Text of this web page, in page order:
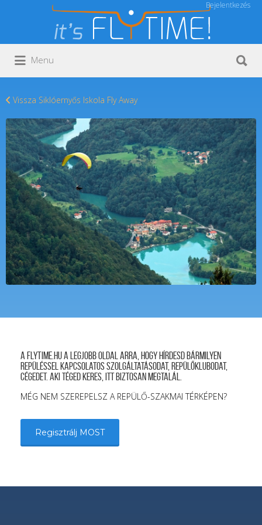
Bejelentkezés
Keresés:
Menu
Vissza Siklóernyős Iskola Fly Away
A FLYTIME.HU a legjobb oldal arra, hogy hírdesd bármilyen
repüléssel kapcsolatos szolgáltatásodat, repülőklubodat,
cégedet. Aki téged keres, itt biztosan megtalál.
MÉG NEM SZEREPELSZ A REPÜLŐ-SZAKMAI TÉRKÉPEN?
Regisztrálj MOST